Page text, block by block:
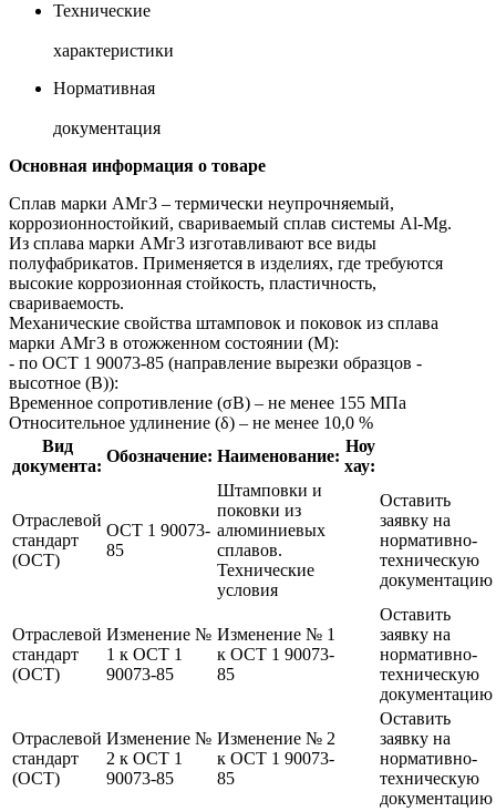
Технические
характеристики
Нормативная
документация
Основная информация о товаре
Сплав марки АМг3 – термически неупрочняемый,
коррозионностойкий, свариваемый сплав системы Al-Mg.
Из сплава марки АМг3 изготавливают все виды
полуфабрикатов. Применяется в изделиях, где требуются
высокие коррозионная стойкость, пластичность,
свариваемость.
Механические свойства штамповок и поковок из сплава
марки АМг3 в отожженном состоянии (М):
- по ОСТ 1 90073-85 (направление вырезки образцов -
высотное (В)):
Временное сопротивление (σВ) – не менее 155 МПа
Относительное удлинение (δ) – не менее 10,0 %
Вид
документа:
Обозначение: Наименование:
Ноу
хау:
Отраслевой
стандарт
(ОСТ)
ОСТ 1 90073-
85
Штамповки и
поковки из
алюминиевых
сплавов.
Технические
условия
Оставить
заявку на
нормативно-
техническую
документацию
Отраслевой
стандарт
(ОСТ)
Изменение №
1 к ОСТ 1
90073-85
Изменение № 1
к ОСТ 1 90073-
85
Оставить
заявку на
нормативно-
техническую
документацию
Отраслевой
стандарт
(ОСТ)
Изменение №
2 к ОСТ 1
90073-85
Изменение № 2
к ОСТ 1 90073-
85
Оставить
заявку на
нормативно-
техническую
документацию